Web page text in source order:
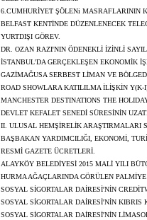
6.CUMHURİYET ŞÖLENi MASRAFLARININ
BELFAST KENTİNDE DÜZENLENECEK
YURTDIŞI GÖREV.
DR. OZAN RAZI'NIN ÖDENEKLİ İZİNLİ
İSTANBUL'DA GERÇEKLEŞEN EKONOMİK
GAZİMAĞUSA SERBEST LİMAN VE
ROAD SHOWLARA KATILILMA İLİŞKİN Y(K-
MANCHESTER DESTINATIONS THE
DEVLET KEFALET SENEDİ SÜRESİNİN
II. ULUSAL HEMŞİRELİK ARAŞTIRMALARI
BAŞBAKAN YARDIMCILIĞI, EKONOMİ,
RESMİ GAZETE ÜCRETLERİ.
ALAYKÖY BELEDİYESİ 2015 MALİ YILI
HURMA AĞAÇLARINDA GÖRÜLEN
SOSYAL SİGORTALAR DAİRESİ'NİN
SOSYAL SİGORTALAR DAİRESİ'NİN
SOSYAL SİGORTALAR DAİRESİ'NİN